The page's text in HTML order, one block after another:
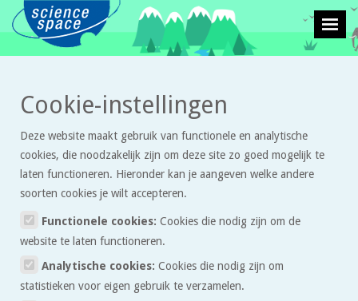
Leven en natuur > Proefjes > Hoe groot is mijn blinde vlek en welke vorm
heeft hij?
Hoe groot is mijn blinde vlek
en welke vorm heeft hij?
Bij deze proef heb je de hulp van iemand anders nodig.
- Knip een strook papier van ongeveer 3 cm bij 10 cm. Zet een
duidelijke stip aan het eind van de strook en maak midden in de stip
Cookie-instellingen
Deze website maakt gebruik van functionele en analytische
cookies, die noodzakelijk zijn om deze site zo goed mogelijk te
laten functioneren. Hieronder kan je aangeven welke andere
soorten cookies je wilt accepteren.
Functionele cookies: Cookies die nodig zijn om de
website te laten functioneren.
Analytische cookies: Cookies die nodig zijn om
statistieken voor eigen gebruik te verzamelen.